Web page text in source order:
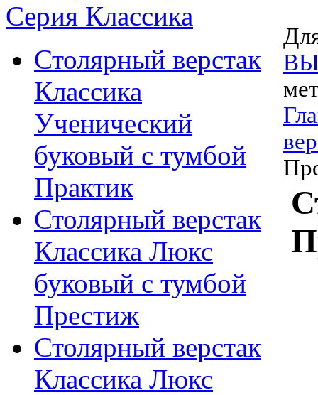
Серия Классика
Столярный верстак
Классика
Ученический
буковый с тумбой
Практик
Столярный верстак
Классика Люкс
буковый с тумбой
Престиж
Столярный верстак
Классика Люкс